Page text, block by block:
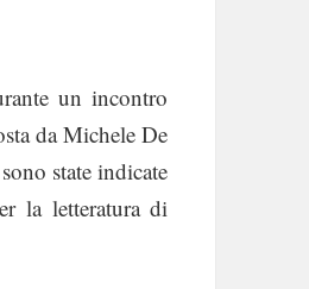
un incontro
da Michele De
state indicate
la letteratura di